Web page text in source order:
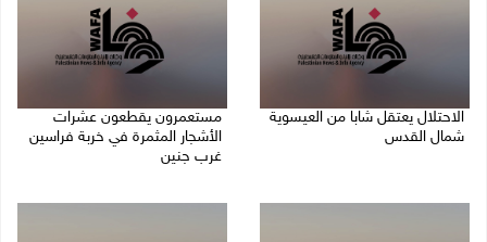
الاحتلال يعتقل شابا من العيسوية
شمال القدس
مستعمرون يقطعون عشرات
الأشجار المثمرة في خربة فراسين
غرب جنين